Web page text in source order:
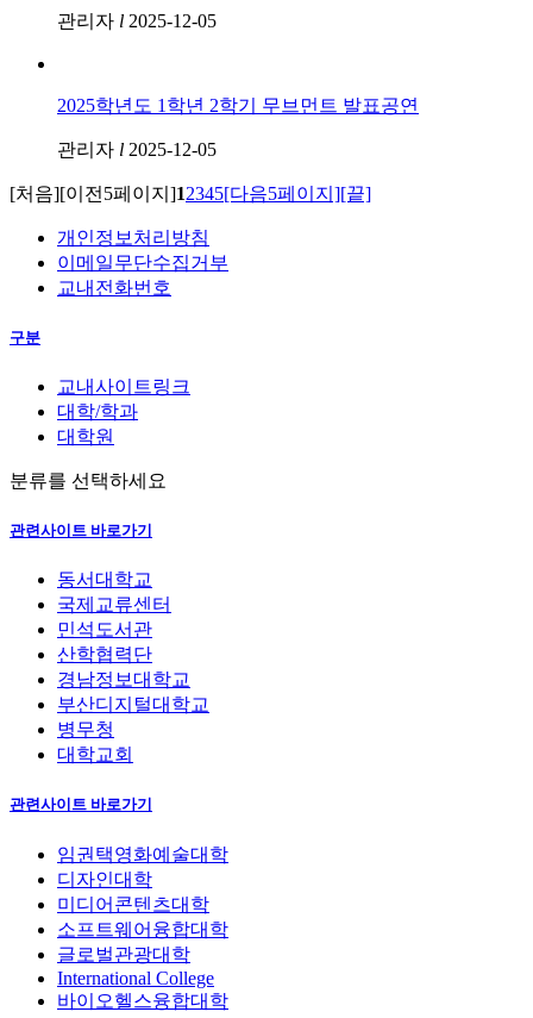
관리자 l 2025-12-05
2025학년도 1학년 2학기 무브먼트 발표공연
관리자 l 2025-12-05
[처음][이전5페이지]12345[다음5페이지][끝]
개인정보처리방침
이메일무단수집거부
교내전화번호
구분
교내사이트링크
대학/학과
대학원
분류를 선택하세요
관련사이트 바로가기
동서대학교
국제교류센터
민석도서관
산학협력단
경남정보대학교
부산디지털대학교
병무청
대학교회
관련사이트 바로가기
임권택영화예술대학
디자인대학
미디어콘텐츠대학
소프트웨어융합대학
글로벌관광대학
International College
바이오헬스융합대학